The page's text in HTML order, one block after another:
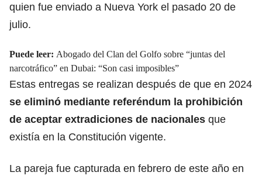
quien fue enviado a Nueva York el pasado 20 de
julio.
Puede leer: Abogado del Clan del Golfo sobre “juntas del
narcotráfico” en Dubai: “Son casi imposibles”
Estas entregas se realizan después de que en 2024
se eliminó mediante referéndum la prohibición
de aceptar extradiciones de nacionales que
existía en la Constitución vigente.
La pareja fue capturada en febrero de este año en